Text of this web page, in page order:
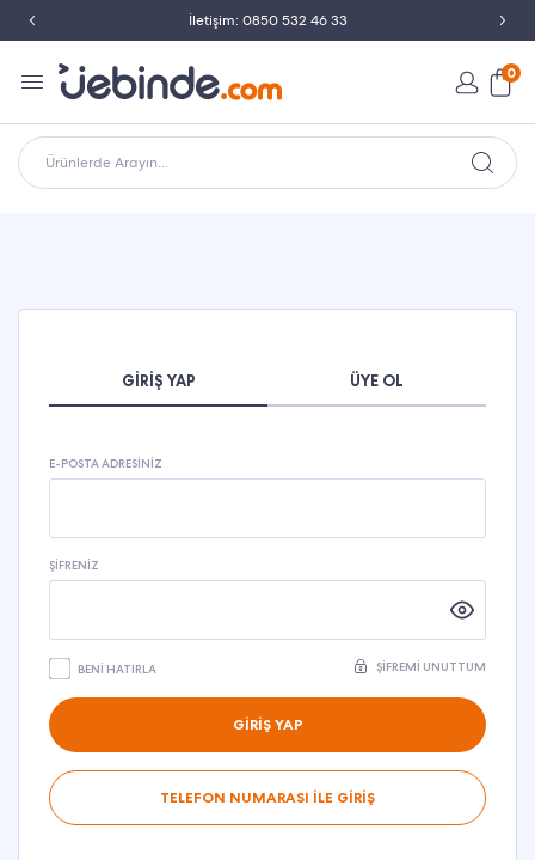
İletişim: 0850 532 46 33
0
Ürünlerde Arayın...
GIRIŞ YAP ÜYE OL
E-POSTA ADRESINIZ
ŞIFRENIZ
BENI HATIRLA ŞIFREMI UNUTTUM
GİRİŞ YAP
TELEFON NUMARASI İLE GİRİŞ